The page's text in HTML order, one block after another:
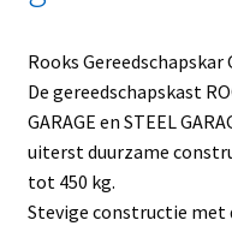
Rooks Gereedschapskar
De gereedschapskast
GARAGE en STEEL
uiterst duurzame
tot 450 kg.
Stevige constructie met